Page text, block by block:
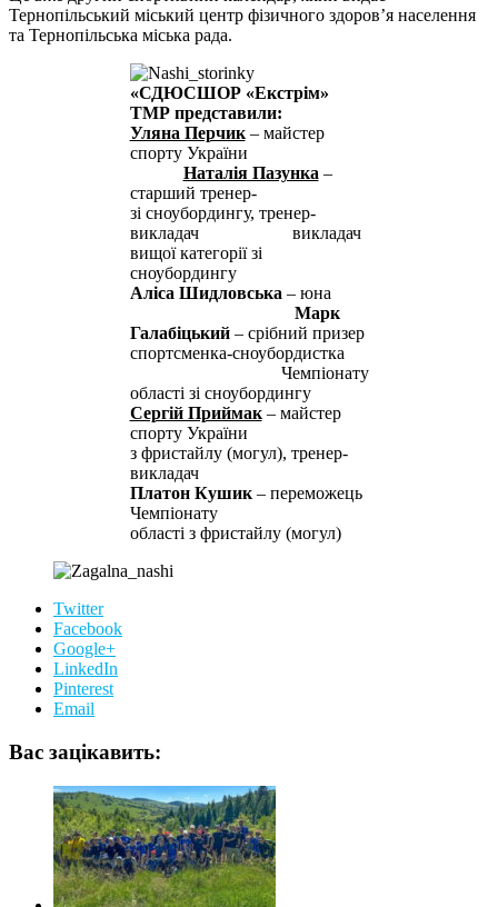
Тернопільський міський центр фізичного здоров’я населення
та Тернопільська міська рада.
«СДЮСШОР «Екстрім»
ТМР представили:
Уляна Перчик– майстер
спорту України
Наталія Пазунка–
старший тренер-
зі сноубордингу, тренер-
викладач викладач
вищої категорії зі
сноубордингу
Аліса Шидловська– юна
Марк
Галабіцький– срібний призер
спортсменка-сноубордистка
Чемпіонату
області зі сноубордингу
Сергій Приймак– майстер
спорту України
з фристайлу (могул), тренер-
викладач
Платон Кушик– переможець
Чемпіонату
області з фристайлу (могул)
Twitter
Facebook
Google+
LinkedIn
Pinterest
Email
Вас зацікавить: